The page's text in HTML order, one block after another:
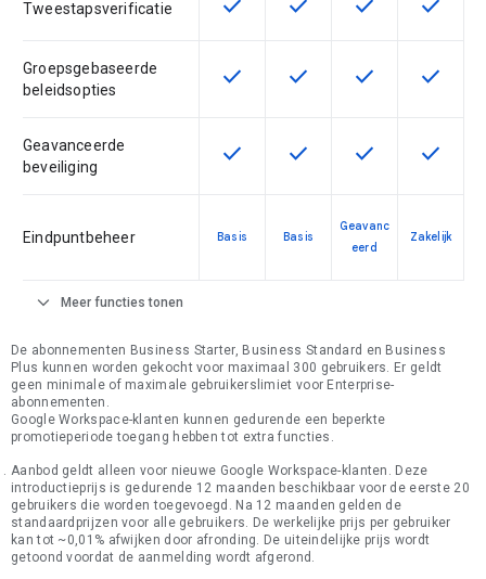
Tweestapsverificatie check check check check
Groepsgebaseerde
beleidsopties
Deze functie is beschikbaar voor
check Deze functie is
check Deze functie is
check Deze
check
Geavanceerde
beveiliging
Deze functie is beschikbaar voor
check Deze functie is
check Deze functie is
check Deze
check
Eindpuntbeheer Basis Basis
Geavanc
eerd
Zakelijk
expand_more Meer functies tonen
De abonnementen Business Starter, Business Standard en Business
Plus kunnen worden gekocht voor maximaal 300 gebruikers. Er geldt
geen minimale of maximale gebruikerslimiet voor Enterprise-
abonnementen.
Google Workspace-klanten kunnen gedurende een beperkte
promotieperiode toegang hebben tot extra functies.
Aanbod geldt alleen voor nieuwe Google Workspace-klanten. Deze
introductieprijs is gedurende 12 maanden beschikbaar voor de eerste 20
gebruikers die worden toegevoegd. Na 12 maanden gelden de
standaardprijzen voor alle gebruikers. De werkelijke prijs per gebruiker
kan tot ~0,01% afwijken door afronding. De uiteindelijke prijs wordt
getoond voordat de aanmelding wordt afgerond.